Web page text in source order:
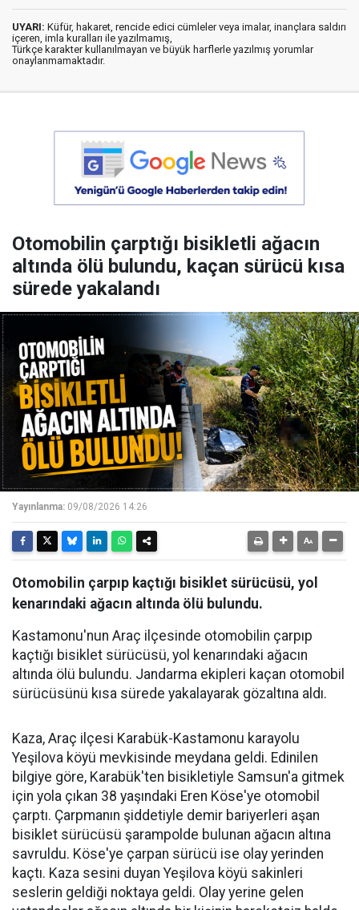
UYARI: Küfür, hakaret, rencide edici cümleler veya imalar, inançlara saldırı
içeren, imla kuralları ile yazılmamış,
Türkçe karakter kullanılmayan ve büyük harflerle yazılmış yorumlar
onaylanmamaktadır.
Otomobilin çarptığı bisikletli ağacın
altında ölü bulundu, kaçan sürücü kısa
sürede yakalandı
Yayınlanma: 09/08/2026 14:26
Otomobilin çarpıp kaçtığı bisiklet sürücüsü, yol
kenarındaki ağacın altında ölü bulundu.
Kastamonu'nun Araç ilçesinde otomobilin çarpıp
kaçtığı bisiklet sürücüsü, yol kenarındaki ağacın
altında ölü bulundu. Jandarma ekipleri kaçan otomobil
sürücüsünü kısa sürede yakalayarak gözaltına aldı.
Kaza, Araç ilçesi Karabük-Kastamonu karayolu
Yeşilova köyü mevkisinde meydana geldi. Edinilen
bilgiye göre, Karabük'ten bisikletiyle Samsun'a gitmek
için yola çıkan 38 yaşındaki Eren Köse'ye otomobil
çarptı. Çarpmanın şiddetiyle demir bariyerleri aşan
bisiklet sürücüsü şarampolde bulunan ağacın altına
savruldu. Köse'ye çarpan sürücü ise olay yerinden
kaçtı. Kaza sesini duyan Yeşilova köyü sakinleri
seslerin geldiği noktaya geldi. Olay yerine gelen